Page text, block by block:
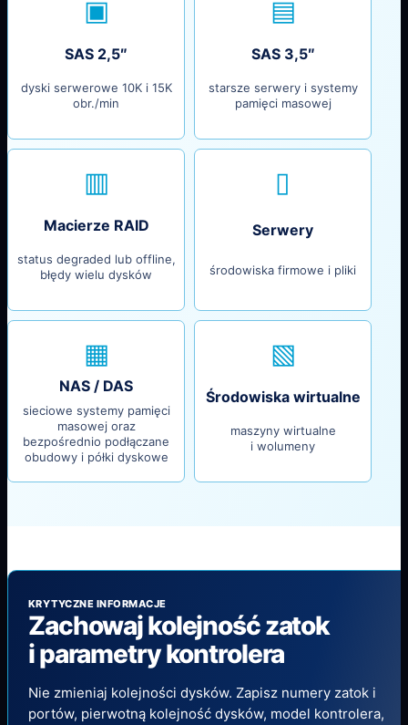
▣
SAS 2,5″
dyski serwerowe 10K i 15K
obr./min
▤
SAS 3,5″
starsze serwery i systemy
pamięci masowej
▥
Macierze RAID
status degraded lub offline,
błędy wielu dysków
▯
Serwery
środowiska firmowe i pliki
▦
NAS / DAS
sieciowe systemy pamięci
masowej oraz
bezpośrednio podłączane
obudowy i półki dyskowe
▧
Środowiska wirtualne
maszyny wirtualne
i wolumeny
KRYTYCZNE INFORMACJE
Zachowaj kolejność zatok
i parametry kontrolera
Nie zmieniaj kolejności dysków. Zapisz numery zatok i
portów, pierwotną kolejność dysków, model kontrolera,